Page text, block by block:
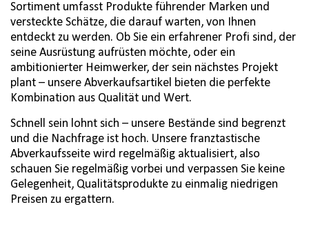
Sortiment umfasst Produkte führender Marken und
versteckte Schätze, die darauf warten, von Ihnen
entdeckt zu werden. Ob Sie ein erfahrener Profi sind, der
seine Ausrüstung aufrüsten möchte, oder ein
ambitionierter Heimwerker, der sein nächstes Projekt
plant – unsere Abverkaufsartikel bieten die perfekte
Kombination aus Qualität und Wert.
Schnell sein lohnt sich – unsere Bestände sind begrenzt
und die Nachfrage ist hoch. Unsere franztastische
Abverkaufsseite wird regelmäßig aktualisiert, also
schauen Sie regelmäßig vorbei und verpassen Sie keine
Gelegenheit, Qualitätsprodukte zu einmalig niedrigen
Preisen zu ergattern.